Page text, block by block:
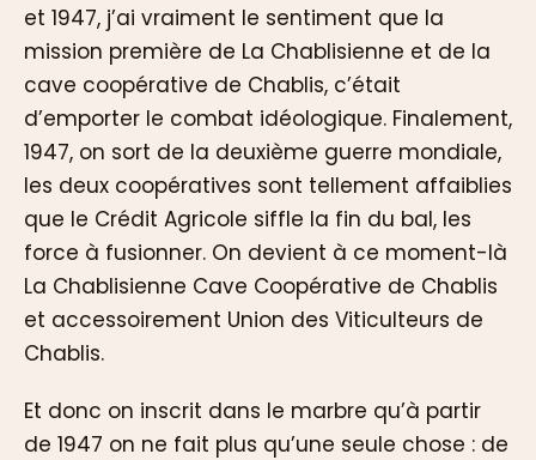
et 1947, j’ai vraiment le sentiment que la
mission première de La Chablisienne et de la
cave coopérative de Chablis, c’était
d’emporter le combat idéologique. Finalement,
1947, on sort de la deuxième guerre mondiale,
les deux coopératives sont tellement affaiblies
que le Crédit Agricole siffle la fin du bal, les
force à fusionner. On devient à ce moment-là
La Chablisienne Cave Coopérative de Chablis
et accessoirement Union des Viticulteurs de
Chablis.
Et donc on inscrit dans le marbre qu’à partir
de 1947 on ne fait plus qu’une seule chose : de